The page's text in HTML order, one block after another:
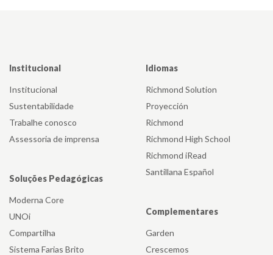
Institucional
Institucional
Sustentabilidade
Trabalhe conosco
Assessoria de imprensa
Soluções Pedagógicas
Moderna Core
UNOi
Compartilha
Sistema Farias Brito
Idiomas
Richmond Solution
Proyección
Richmond
Richmond High School
Richmond iRead
Santillana Español
Complementares
Garden
Crescemos